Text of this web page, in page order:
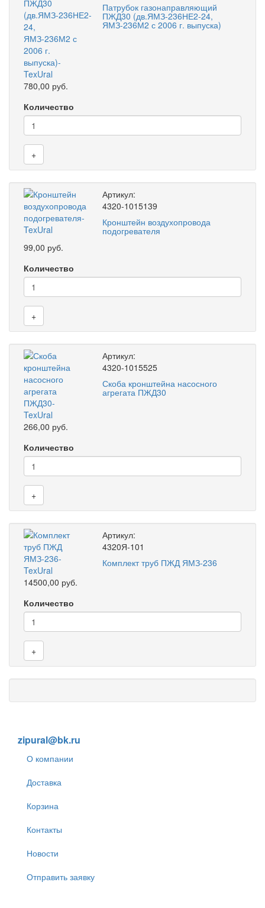
Патрубок газонаправляющий
ПЖД30 (дв.ЯМЗ-236НЕ2-24,
ЯМЗ-236М2 с 2006 г. выпуска)
780,00 руб.
Количество
+
Артикул:
4320-1015139
Кронштейн воздухопровода
подогревателя
99,00 руб.
Количество
+
Артикул:
4320-1015525
Скоба кронштейна насосного
агрегата ПЖД30
266,00 руб.
Количество
+
Артикул:
4320Я-101
Комплект труб ПЖД ЯМЗ-236
14500,00 руб.
Количество
+
zipural@bk.ru
О компании
Доставка
Корзина
Контакты
Новости
Отправить заявку